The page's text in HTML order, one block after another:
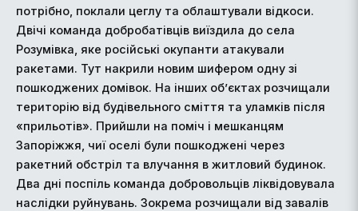
потрібно, поклали цеглу та облаштували відкоси.
Двічі команда добробатівців виїздила до села
Розумівка, яке російські окупанти атакували
ракетами. Тут накрили новим шифером одну зі
пошкоджених домівок. На інших об’єктах розчищали
територію від будівельного сміття та уламків після
«прильотів». Прийшли на поміч і мешканцям
Запоріжжя, чиї оселі були пошкоджені через
ракетний обстріл та влучання в житловий будинок.
Два дні поспіль команда добровольців ліквідовувала
наслідки руйнувань. Зокрема розчищали від завалів